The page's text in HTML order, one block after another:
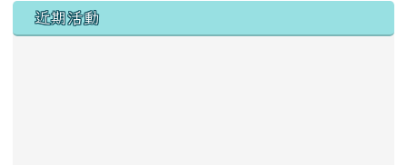
左邊區域內容
近期活動